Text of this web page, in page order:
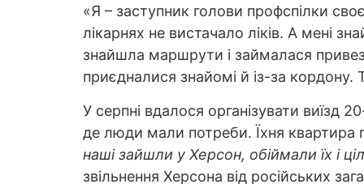
«Я – заступник голови профспілки
лікарнях не вистачало ліків. А мені
знайшла маршрути і займалася
приєдналися знайомі й із-за кордону.
У серпні вдалося організувати
де люди мали потреби. Їхня квартира
наші зайшли у Херсон, обіймали їх і
звільнення Херсона від російських